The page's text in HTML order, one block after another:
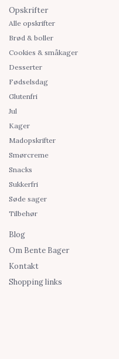
Opskrifter
Alle opskrifter
Brød & boller
Cookies & småkager
Desserter
Fødselsdag
Glutenfri
Jul
Kager
Madopskrifter
Smørcreme
Snacks
Sukkerfri
Søde sager
Tilbehør
Blog
Om Bente Bager
Kontakt
Shopping links